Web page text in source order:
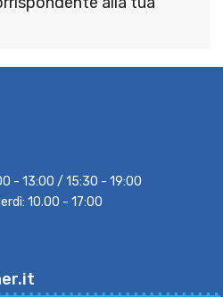
- 13:00 / 15:30 - 19:00
10.00 - 17:00